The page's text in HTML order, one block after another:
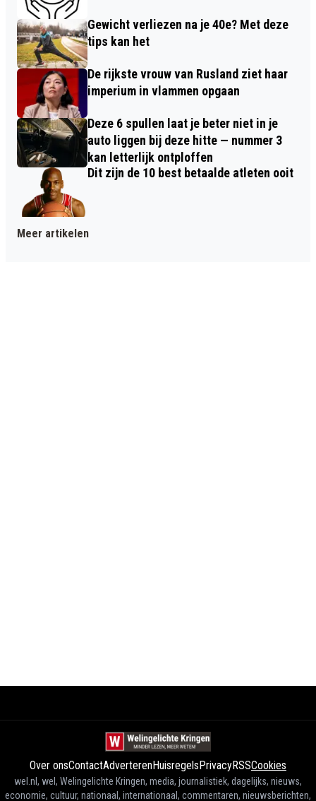
Gewicht verliezen na je 40e? Met deze
tips kan het
De rijkste vrouw van Rusland ziet haar
imperium in vlammen opgaan
Deze 6 spullen laat je beter niet in je
auto liggen bij deze hitte — nummer 3
kan letterlijk ontploffen
Dit zijn de 10 best betaalde atleten ooit
Meer artikelen
Over onsContactAdverterenHuisregelsPrivacyRSSCookies
wel.nl, wel, Welingelichte Kringen, media, journalistiek, dagelijks, nieuws,
economie, cultuur, nationaal, internationaal, commentaren, nieuwsberichten,